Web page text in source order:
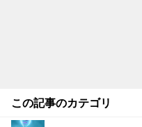
この記事のカテゴリ